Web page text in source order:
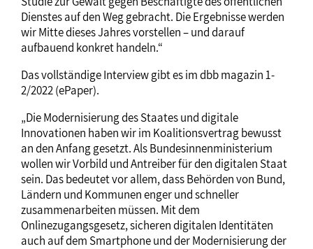
Dienstes auf den Weg gebracht. Die Ergebnisse werden
wir Mitte dieses Jahres vorstellen – und darauf
aufbauend konkret handeln.“
Das vollständige Interview gibt es im dbb magazin 1-
2/2022 (ePaper).
„Die Modernisierung des Staates und digitale
Innovationen haben wir im Koalitionsvertrag bewusst
an den Anfang gesetzt. Als Bundesinnenministerium
wollen wir Vorbild und Antreiber für den digitalen Staat
sein. Das bedeutet vor allem, dass Behörden von Bund,
Ländern und Kommunen enger und schneller
zusammenarbeiten müssen. Mit dem
Onlinezugangsgesetz, sicheren digitalen Identitäten
auch auf dem Smartphone und der Modernisierung der